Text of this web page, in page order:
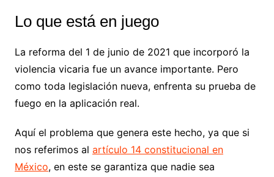
Lo que está en juego
La reforma del 1 de junio de 2021 que incorporó la
violencia vicaria fue un avance importante. Pero
como toda legislación nueva, enfrenta su prueba de
fuego en la aplicación real.
Aquí el problema que genera este hecho, ya que si
nos referimos al artículo 14 constitucional en
México, en este se garantiza que nadie sea